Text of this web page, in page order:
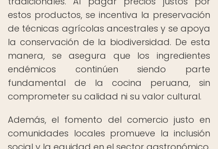
estos productos, se incentiva la preservación
de técnicas agrícolas ancestrales y se apoya
la conservación de la biodiversidad. De esta
manera, se asegura que los ingredientes
endémicos continúen siendo parte
fundamental de la cocina peruana, sin
comprometer su calidad ni su valor cultural.
Además, el fomento del comercio justo en
comunidades locales promueve la inclusión